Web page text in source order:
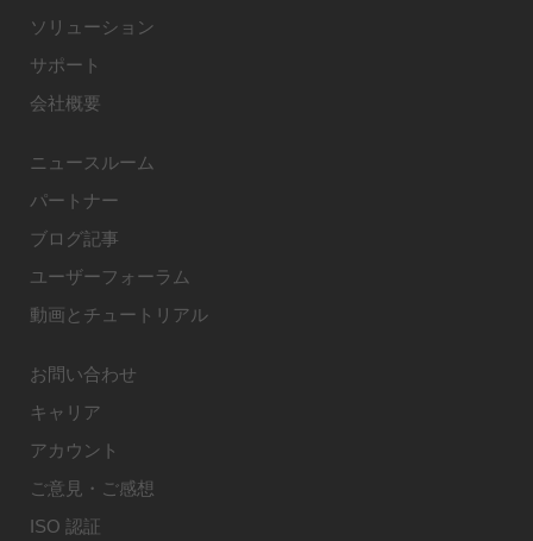
ソリューション
サポート
会社概要
ニュースルーム
パートナー
ブログ記事
ユーザーフォーラム
動画とチュートリアル
お問い合わせ
キャリア
アカウント
ご意見・ご感想
ISO 認証